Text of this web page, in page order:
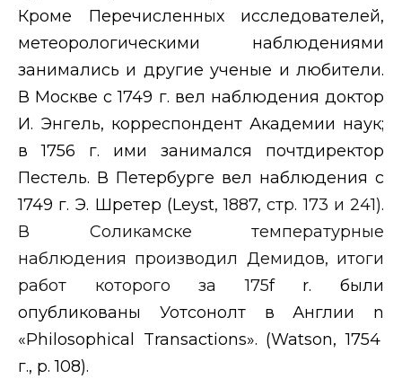
Кроме Перечисленных исследователей,
метеорологическими наблюдениями
занимались и другие ученые и любители.
В Москве с 1749 г. вел наблюдения доктор
И. Энгель, корреспондент Академии наук;
в 1756 г. ими занимался почтдиректор
Пестель. В Петербурге вел наблюдения с
1749 г. Э. Шретер (Leyst, 1887, стр. 173 и 241).
В Соликамске температурные
наблюдения производил Демидов, итоги
работ которого за 175f r. были
опубликованы Уотсонолт в Англии n
«Philosophical Transactions». (Watson, 1754
г., p. 108).